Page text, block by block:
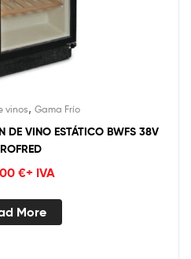
vinos, Gama Frío
DE VINO ESTÁTICO BWFS 38V
€+ IVA
More